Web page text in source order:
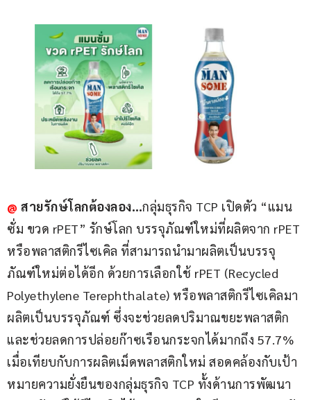
@ สายรักษ์โลกต้องลอง…กลุ่มธุรกิจ TCP เปิดตัว “แมน
ซั่ม ขวด rPET” รักษ์โลก บรรจุภัณฑ์ใหม่ที่ผลิตจาก rPET
หรือพลาสติกรีไซเคิล ที่สามารถนำมาผลิตเป็นบรรจุ
ภัณฑ์ใหม่ต่อได้อีก ด้วยการเลือกใช้ rPET (Recycled
Polyethylene Terephthalate) หรือพลาสติกรีไซเคิลมา
ผลิตเป็นบรรจุภัณฑ์ ซึ่งจะช่วยลดปริมาณขยะพลาสติก
และช่วยลดการปล่อยก๊าซเรือนกระจกได้มากถึง 57.7%
เมื่อเทียบกับการผลิตเม็ดพลาสติกใหม่ สอดคล้องกับเป้า
หมายความยั่งยืนของกลุ่มธุรกิจ TCP ทั้งด้านการพัฒนา